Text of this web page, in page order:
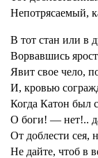
Непотрясаемый,
В тот стан или в
Ворвавшись
Явит свое чело,
И, кровью
Когда Катон был
О боги! — нет!..
От доблести сея,
Не дайте, чтоб в